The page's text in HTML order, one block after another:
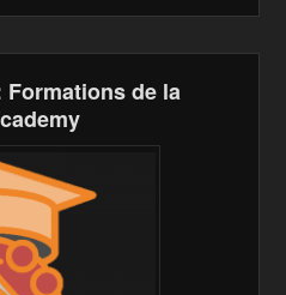
de la